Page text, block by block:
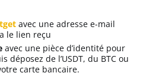
avec une adresse e-mail
le lien reçu
avec une pièce d’identité pour
déposez de l’USDT, du BTC ou
carte bancaire.